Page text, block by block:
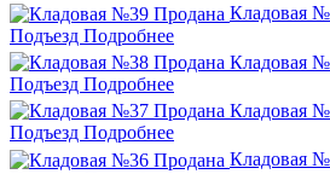
Продана Кладовая
Подъезд Подробнее
Продана Кладовая
Подъезд Подробнее
Продана Кладовая
Подъезд Подробнее
Продана Кладовая